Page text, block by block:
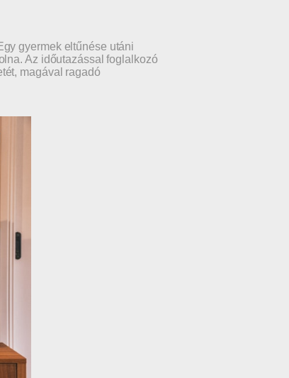
gyermek eltűnése utáni
Az időutazással foglalkozó
magával ragadó